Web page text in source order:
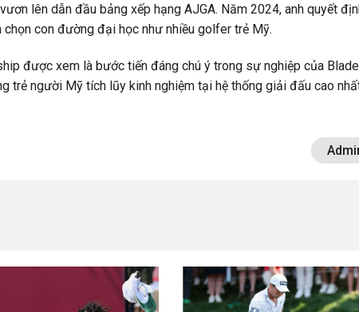
lên dẫn đầu bảng xếp hạng AJGA. Năm 2024, anh quyết
con đường đại học như nhiều golfer trẻ Mỹ.
được xem là bước tiến đáng chú ý trong sự nghiệp của
trẻ người Mỹ tích lũy kinh nghiệm tại hệ thống giải đấu cao